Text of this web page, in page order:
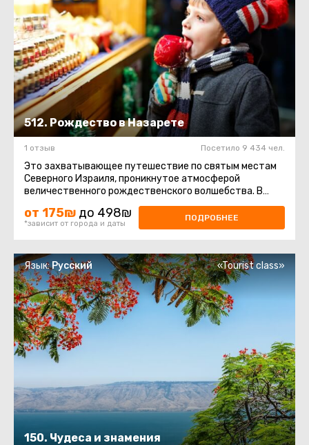
512. Рождество в Назарете
1 отзыв Посетило 9 434 чел.
Это захватывающее путешествие по святым местам
Северного Израиля, проникнутое атмосферой
величественного рождественского волшебства. В
течение дня вы посетите несколько ...
от 175₪ до 498₪
*зависит от города и даты
ПОДРОБНЕЕ
150. Чудеса и знамения
Язык:Русский «Tourist class»